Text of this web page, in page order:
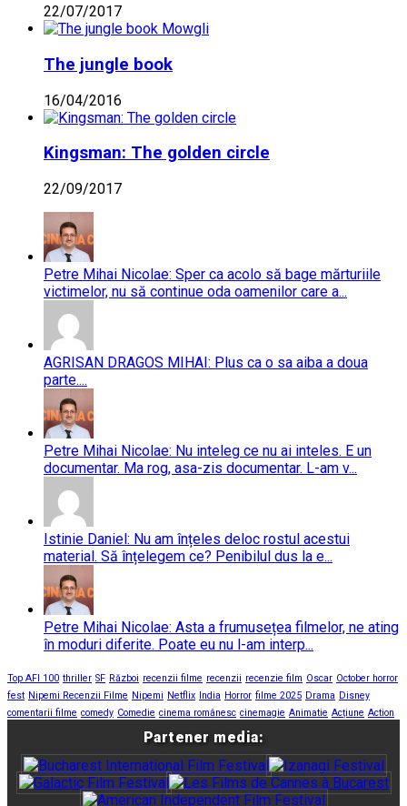
22/07/2017
The jungle book
16/04/2016
Kingsman: The golden circle
22/09/2017
Petre Mihai Nicolae: Sper ca acolo să bage mărturiile
victimelor, nu să continue oda oamenilor care a...
AGRISAN DRAGOS MIHAI: Plus ca o sa aiba a doua
parte....
Petre Mihai Nicolae: Nu inteleg ce nu ai inteles. E un
documentar. Ma rog, asa-zis documentar. L-am v...
Istinie Daniel: Nu am înțeles deloc rostul acestui
material. Să înțelegem ce? Penibilul dus la e...
Petre Mihai Nicolae: Asta a frumusețea filmelor, ne ating
în moduri diferite. Poate eu nu l-am interp...
Top AFI 100 thriller SF Război recenzii filme recenzii recenzie film Oscar October horror
fest Nipemi Recenzii Filme Nipemi Netflix India Horror filme 2025 Drama Disney
comentarii filme comedy Comedie cinema românesc cinemagie Animatie Acțiune Action
Partener media: